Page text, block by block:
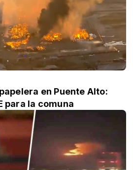
en Puente Alto:
para la comuna